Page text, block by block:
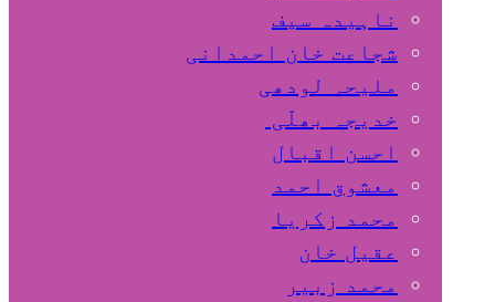
ناہیدہ سیف
شجاعت خان احمدانی
ملیحہ لودھی
خدیجہ بھلّی
احسن اقبال
معشوق احمد
محمد زکریا
عقیل خان
محمد زبیر